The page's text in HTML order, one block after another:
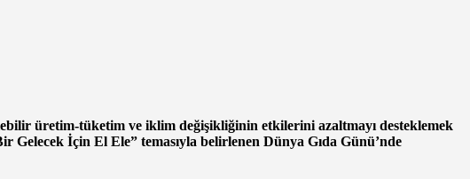
üretim-tüketim ve iklim değişikliğinin etkilerini azaltmayı desteklemek
İçin El Ele” temasıyla belirlenen Dünya Gıda Günü’nde